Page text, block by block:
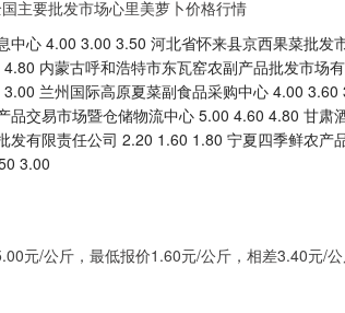
心 4.00 3.00 3.50 河北省怀来县京西果菜批发
内蒙古呼和浩特市东瓦窑农副产品批发市场
兰州国际高原夏菜副食品采购中心 4.00 3.60
交易市场暨仓储物流中心 5.00 4.60 4.80 甘肃
有限责任公司 2.20 1.60 1.80 宁夏四季鲜农产
3.00
元/公斤，最低报价1.60元/公斤，相差3.40元/公